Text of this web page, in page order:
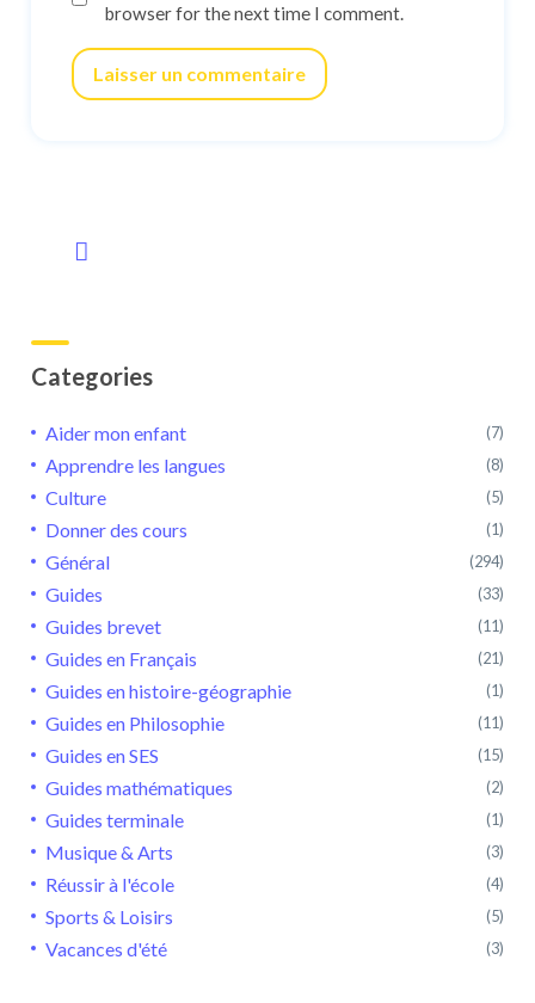
browser for the next time I comment.
Laisser un commentaire
Categories
Aider mon enfant (7)
Apprendre les langues (8)
Culture (5)
Donner des cours (1)
Général (294)
Guides (33)
Guides brevet (11)
Guides en Français (21)
Guides en histoire-géographie (1)
Guides en Philosophie (11)
Guides en SES (15)
Guides mathématiques (2)
Guides terminale (1)
Musique & Arts (3)
Réussir à l'école (4)
Sports & Loisirs (5)
Vacances d'été (3)